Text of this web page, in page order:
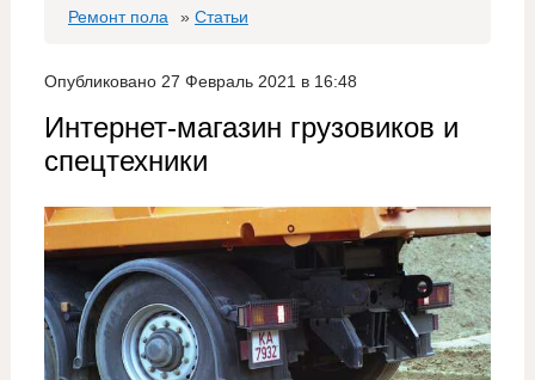
Ремонт пола » Статьи
Опубликовано 27 Февраль 2021 в 16:48
Интернет-магазин грузовиков и
спецтехники